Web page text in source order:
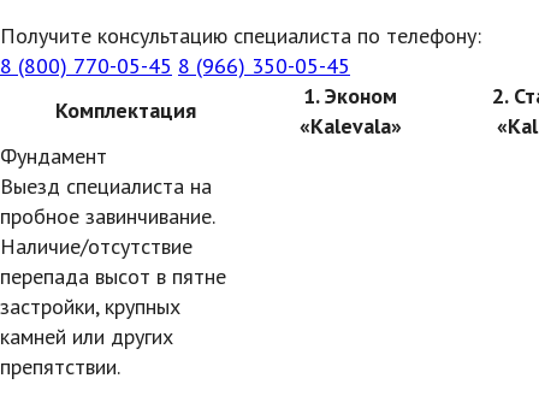
Получите консультацию специалиста по телефону:
8 (800) 770-05-45 8 (966) 350-05-45
Комплектация
1. Эконом
«Kalevala»
2.
Фундамент
Выезд специалиста на
пробное завинчивание.
Наличие/отсутствие
перепада высот в пятне
застройки, крупных
камней или других
препятствии.